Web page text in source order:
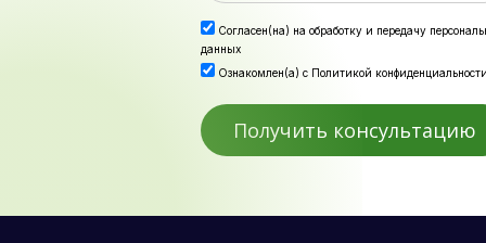
Согласен(на) на обработку и передачу
данных
Ознакомлен(а) с Политикой